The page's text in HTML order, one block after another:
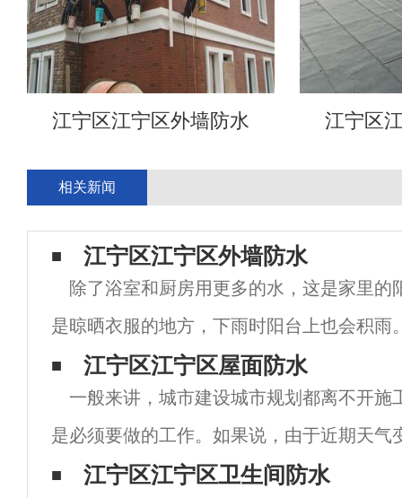
江宁区江宁区外墙防水 江宁区
相关新闻
江宁区江宁区外墙防水
除了浴室和厨房用更多的水，这是家里的
是晾晒衣服的地方，下雨时阳台上也会积雨
水措施或排水处理，很容易影响室内的正常
是最不可忽视的区域，否则很容易使生活环
江宁区江宁区屋面防水
一般来讲，城市建设城市规划都离不开施
是必须要做的工作。如果说，由于近期天气
经常会阴雨绵绵，所以各个建筑和家里都城
江宁区江宁区卫生间防水